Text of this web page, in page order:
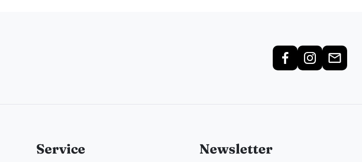
Service Newsletter